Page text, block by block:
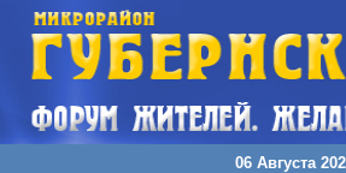
06 Августа